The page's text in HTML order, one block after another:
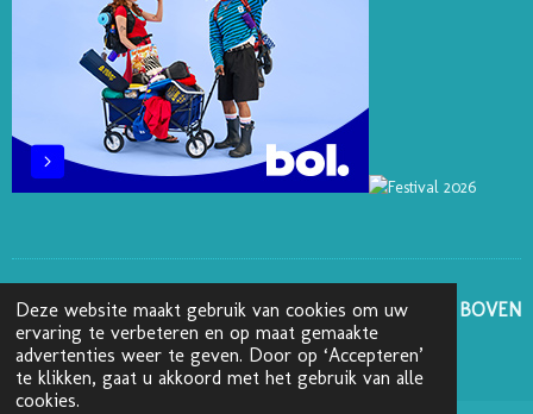
Deze website maakt gebruik van cookies om uw
ervaring te verbeteren en op maat gemaakte
advertenties weer te geven. Door op ‘Accepteren’
te klikken, gaat u akkoord met het gebruik van alle
cookies.
GA NAAR BOVEN
© 2025 - 2026 Boekenblog van Ann